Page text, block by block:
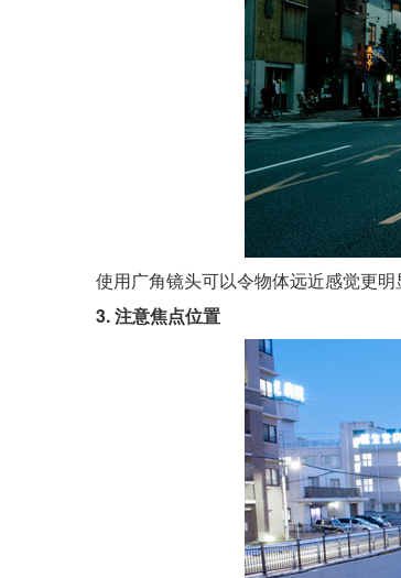
使用广角镜头可以令物体远近感觉更
3. 注意焦点位置